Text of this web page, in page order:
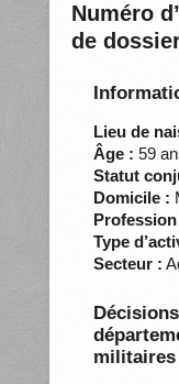
Numéro
de
Lieu de
Âge : 59
Statut
Domicile :
Profession
Type
Secteur :
militaires